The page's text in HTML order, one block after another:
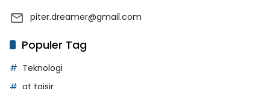
piter.dreamer@gmail.com
Populer Tag
Teknologi